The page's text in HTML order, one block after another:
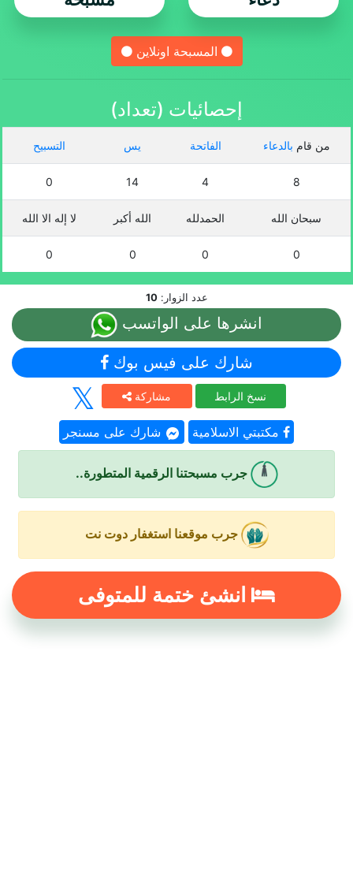
المسبحة اونلاين
إحصائيات (تعداد)
من قام بالدعاء الفاتحة يس التسبيح
8
4
14
0
سبحان الله الحمدلله الله أكبر لا إله الا الله
0
0
0
0
عدد الزوار:10
انشرها على الواتسب
شارك على فيس بوك
مشاركة نسخ الرابط
شارك على مسنجر مكتبتي الاسلامية
جرب مسبحتنا الرقمية المتطورة..
جرب موقعنا استغفار دوت نت